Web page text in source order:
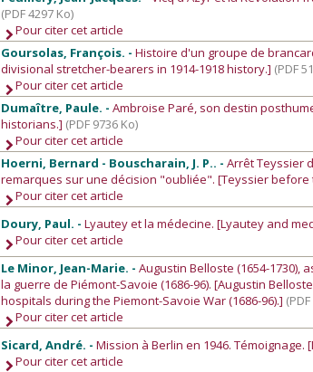
(PDF 4297 Ko)
Pour citer cet article
Goursolas, François. -Histoire d'un groupe de
divisional stretcher-bearers in 1914-1918 history.] (PDF
Pour citer cet article
Dumaître, Paule. -Ambroise Paré, son destin
historians.] (PDF 9736 Ko)
Pour citer cet article
Hoerni, Bernard - Bouscharain, J. P.. -Arrêt Teyssier
remarques sur une décision "oubliée". [Teyssier before
Pour citer cet article
Doury, Paul. -Lyautey et la médecine. [Lyautey and
Pour citer cet article
Le Minor, Jean-Marie. -Augustin Belloste (1654-
la guerre de Piémont-Savoie (1686-96). [Augustin
hospitals during the Piemont-Savoie War (1686-96).]
Pour citer cet article
Sicard, André. -Mission à Berlin en 1946. Témoignage.
Pour citer cet article